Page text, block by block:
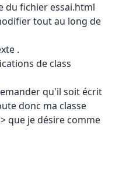
du fichier essai.html
tout au long de
.
de class
qu'il soit écrit
donc ma classe
que je désire comme